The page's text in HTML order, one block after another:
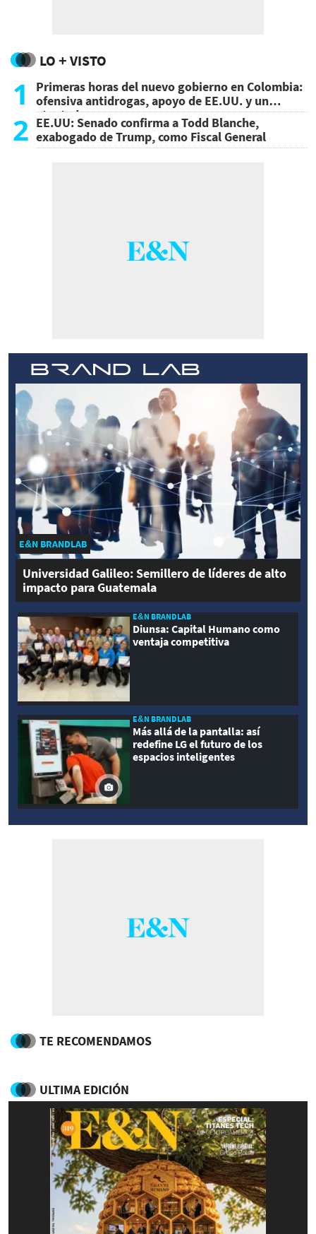
LO + VISTO
1
Primeras horas del nuevo gobierno en Colombia:
ofensiva antidrogas, apoyo de EE.UU. y un
atentado
2 EE.UU: Senado confirma a Todd Blanche,
exabogado de Trump, como Fiscal General
E&N BRANDLAB
Universidad Galileo: Semillero de líderes de alto
impacto para Guatemala
E&N BRANDLAB
Diunsa: Capital Humano como
ventaja competitiva
E&N BRANDLAB
Más allá de la pantalla: así
redefine LG el futuro de los
espacios inteligentes
TE RECOMENDAMOS
ULTIMA EDICIÓN